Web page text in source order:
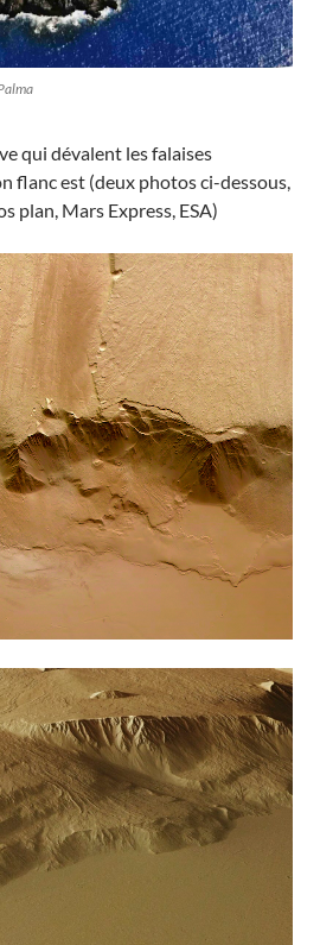
qui dévalent les falaises
flanc est (deux photos ci-dessous,
plan, Mars Express, ESA)